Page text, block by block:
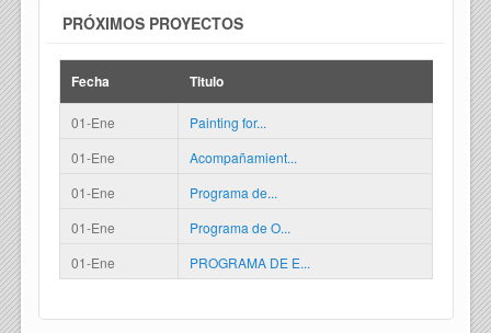
PRÓXIMOS PROYECTOS
Fecha Titulo
01-Ene
Painting for...
01-Ene
Acompañamient...
01-Ene
Programa de...
01-Ene
Programa de O...
01-Ene
PROGRAMA DE E...